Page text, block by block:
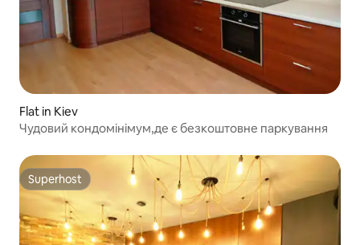
Flat in Kiev
Чудовий кондомінімум,де є безкоштовне паркування
Superhost
Superhost